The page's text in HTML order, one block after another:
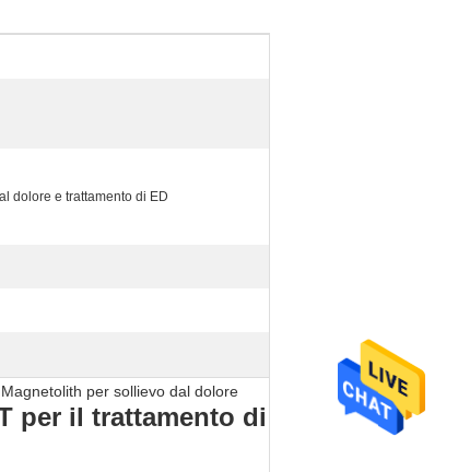
dolore e trattamento di ED
per sollievo dal dolore
per il trattamento di